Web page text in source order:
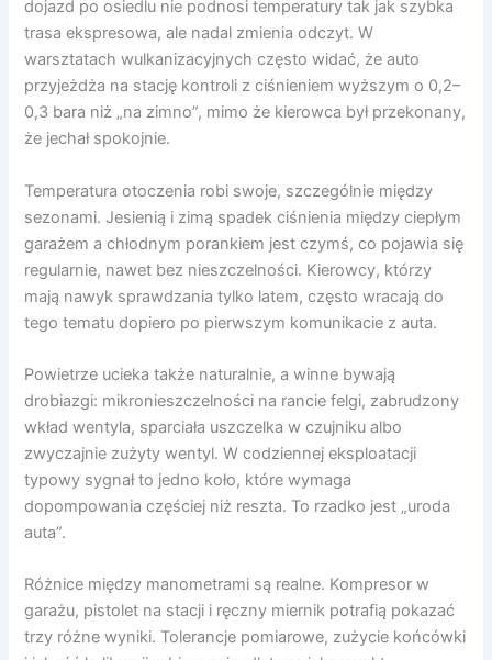
dojazd po osiedlu nie podnosi temperatury tak jak szybka
trasa ekspresowa, ale nadal zmienia odczyt. W
warsztatach wulkanizacyjnych często widać, że auto
przyjeżdża na stację kontroli z ciśnieniem wyższym o 0,2–
0,3 bara niż „na zimno”, mimo że kierowca był przekonany,
że jechał spokojnie.
Temperatura otoczenia robi swoje, szczególnie między
sezonami. Jesienią i zimą spadek ciśnienia między ciepłym
garażem a chłodnym porankiem jest czymś, co pojawia się
regularnie, nawet bez nieszczelności. Kierowcy, którzy
mają nawyk sprawdzania tylko latem, często wracają do
tego tematu dopiero po pierwszym komunikacie z auta.
Powietrze ucieka także naturalnie, a winne bywają
drobiazgi: mikronieszczelności na rancie felgi, zabrudzony
wkład wentyla, sparciała uszczelka w czujniku albo
zwyczajnie zużyty wentyl. W codziennej eksploatacji
typowy sygnał to jedno koło, które wymaga
dopompowania częściej niż reszta. To rzadko jest „uroda
auta”.
Różnice między manometrami są realne. Kompresor w
garażu, pistolet na stacji i ręczny miernik potrafią pokazać
trzy różne wyniki. Tolerancje pomiarowe, zużycie końcówki